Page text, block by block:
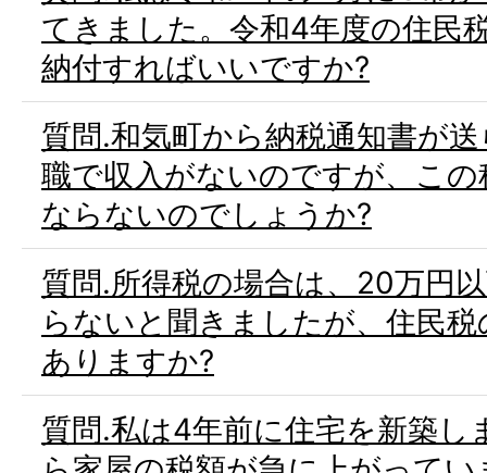
てきました。令和4年度の住民
納付すればいいですか?
質問.和気町から納税通知書が
職で収入がないのですが、こ
ならないのでしょうか?
質問.所得税の場合は、20万円
らないと聞きましたが、住民
ありますか?
質問.私は4年前に住宅を新築し